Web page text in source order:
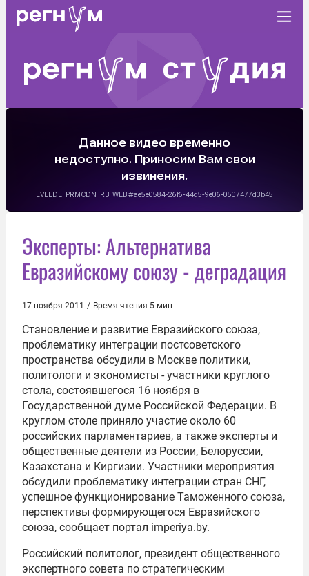
Эксперты: Альтернатива
Евразийскому союзу - деградация
17 ноября 2011 / Время чтения 5 мин
Становление и развитие Евразийского союза,
проблематику интеграции постсоветского
пространства обсудили в Москве политики,
политологи и экономисты - участники круглого
стола, состоявшегося 16 ноября в
Государственной думе Российской Федерации. В
круглом столе приняло участие около 60
российских парламентариев, а также эксперты и
общественные деятели из России, Белоруссии,
Казахстана и Киргизии. Участники мероприятия
обсудили проблематику интеграции стран СНГ,
успешное функционирование Таможенного союза,
перспективы формирующегося Евразийского
союза, сообщает портал imperiya.by.
Российский политолог, президент общественного
экспертного совета по стратегическим